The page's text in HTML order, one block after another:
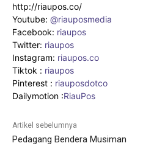
http://riaupos.co/
Youtube: @riauposmedia
Facebook: riaupos
Twitter: riaupos
Instagram: riaupos.co
Tiktok : riaupos
Pinterest : riauposdotco
Dailymotion :RiauPos
Artikel sebelumnya
Pedagang Bendera Musiman